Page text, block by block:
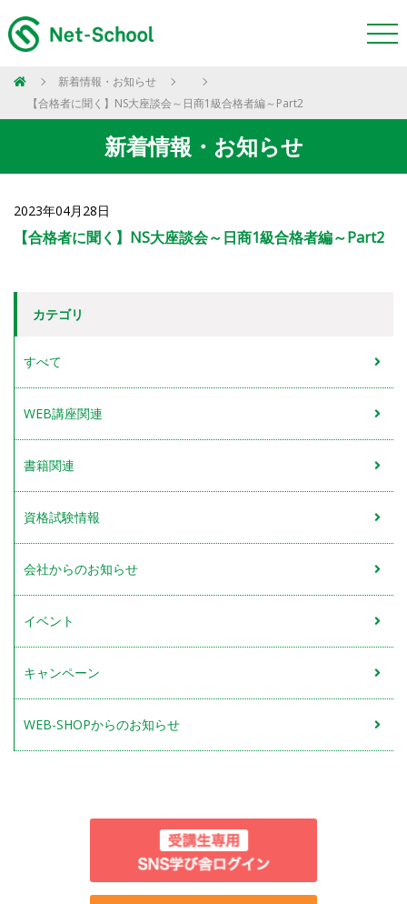
新着情報・お知らせ
【合格者に聞く】NS大座談会～日商1級合格者編～Part2
新着情報・お知らせ
2023年04月28日
【合格者に聞く】NS大座談会～日商1級合格者編～Part2
カテゴリ
すべて
WEB講座関連
書籍関連
資格試験情報
会社からのお知らせ
イベント
キャンペーン
WEB-SHOPからのお知らせ